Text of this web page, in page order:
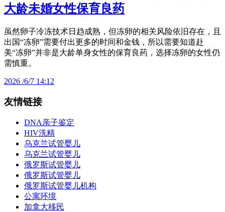
大龄未婚女性保育良药
虽然卵子冷冻技术日趋成熟，但冻卵的相关风险依旧存在，且
出国“冻卵”需要付出更多的时间和金钱，所以需要知道赴
美“冻卵”并非是大龄单身女性的保育良药，选择冻卵的女性仍
需慎重。
2026 /6/7 14:12
友情链接
DNA亲子鉴定
HIV洗精
乌克兰试管婴儿
乌克兰试管婴儿
俄罗斯试管婴儿
俄罗斯试管婴儿
俄罗斯试管婴儿机构
公寓环境
加拿大移民